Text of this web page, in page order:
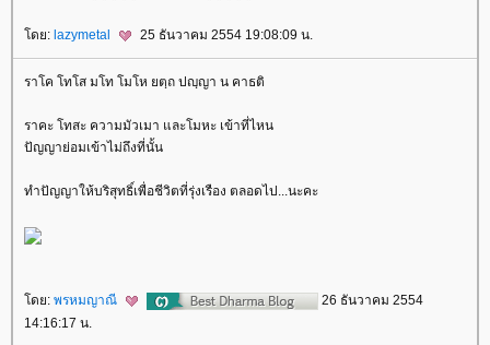
ดย: lazymetal 25 ธันวาคม 2554 19:08:09 น.
ราโค โทโส มโท โมโห ยตฺถ ปญฺญา น คาธติ
ราคะ โทสะ ความมัวเมา และโมหะ เข้าที่ไหน
ปัญญาย่อมเข้าไม่ถึงที่นั้น
ทำปัญญาให้บริสุทธิ์เพื่อชีวิตที่รุ่งเรือง ตลอดไป...นะคะ
ดย: พรหมญาณี
26 ธันวาคม 2554
14:16:17 น.